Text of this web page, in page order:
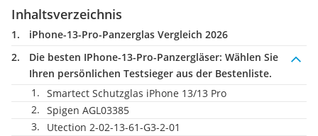
Inhaltsverzeichnis
iPhone-13-Pro-Panzerglas Vergleich 2026
Die besten IPhone-13-Pro-Panzergläser: Wählen Sie
Ihren persönlichen Testsieger aus der Bestenliste.
Smartect Schutzglas iPhone 13/13 Pro
Spigen AGL03385
Utection 2-02-13-61-G3-2-01